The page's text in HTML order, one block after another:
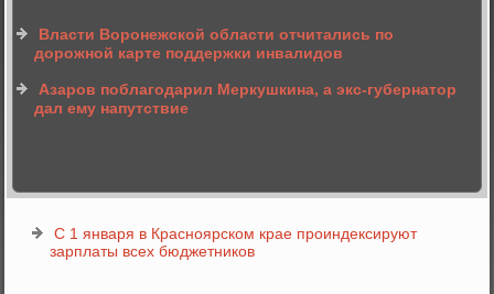
Власти Воронежской области отчитались по
дорожной карте поддержки инвалидов
Азаров поблагодарил Меркушкина, а экс-губернатор
дал ему напутствие
С 1 января в Красноярском крае проиндексируют
зарплаты всех бюджетников